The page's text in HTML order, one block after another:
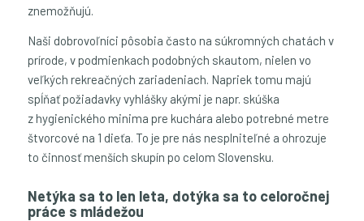
znemožňujú.
Naši dobrovoľníci pôsobia často na súkromných chatách v
prírode, v podmienkach podobných skautom, nielen vo
veľkých rekreačných zariadeniach. Napriek tomu majú
spĺňať požiadavky vyhlášky akými je napr. skúška
z hygienického minima pre kuchára alebo potrebné metre
štvorcové na 1 dieťa. To je pre nás nesplniteľné a ohrozuje
to činnosť menších skupín po celom Slovensku.
Netýka sa to len leta, dotýka sa to celoročnej
práce s mládežou